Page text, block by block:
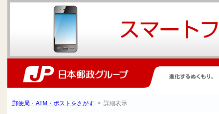
郵便局・ATM・ポストをさがす > 詳細表示